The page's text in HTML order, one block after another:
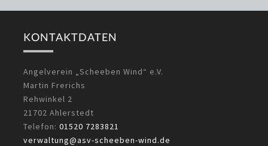
KONTAKTDATEN
Angelverein „Scheeben Wind“ e.V.
Martin Frerichs
Rehwinkel 2
21702 Ahlerstedt
Telefon: 01520 7283821
verwaltung@asv-scheeben-wind.de